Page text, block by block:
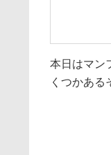
本日はマン
くつかある